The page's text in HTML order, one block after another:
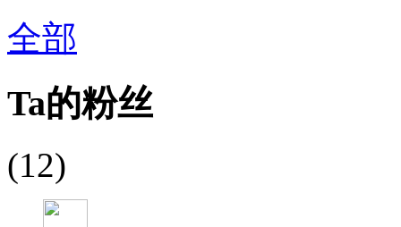
全部
Ta的粉丝
(12)